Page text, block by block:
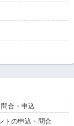
問合・申込
トの申込・問合